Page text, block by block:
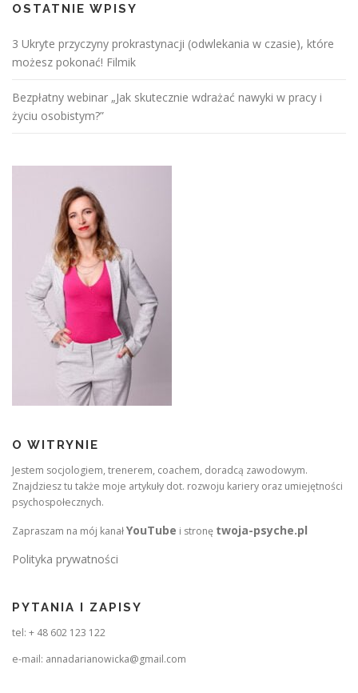
OSTATNIE WPISY
3 Ukryte przyczyny prokrastynacji (odwlekania w czasie), które
możesz pokonać! Filmik
Bezpłatny webinar „Jak skutecznie wdrażać nawyki w pracy i
życiu osobistym?”
O WITRYNIE
Jestem socjologiem, trenerem, coachem, doradcą zawodowym.
Znajdziesz tu także moje artykuły dot. rozwoju kariery oraz umiejętności
psychospołecznych.
Zapraszam na mój kanałYouTube i stronę twoja-psyche.pl
Polityka prywatności
PYTANIA I ZAPISY
tel: + 48 602 123 122
e-mail: annadarianowicka@gmail.com